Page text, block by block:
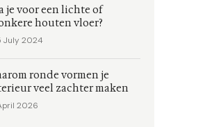
je voor een lichte of
houten vloer?
July 2024
ronde vormen je
veel zachter maken
2026